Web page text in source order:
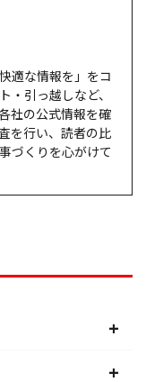
適な情報を」をコ
・引っ越しなど、
社の公式情報を確
を行い、読者の比
づくりを心がけて